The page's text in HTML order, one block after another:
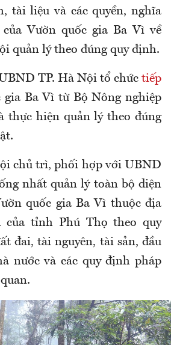
tài liệu và các quyền, nghĩa
Vườn quốc gia Ba Vì về
quản lý theo đúng quy định.
TP. Hà Nội tổ chức tiếp
gia Ba Vì từ Bộ Nông nghiệp
thực hiện quản lý theo đúng
chủ trì, phối hợp với UBND
nhất quản lý toàn bộ diện
quốc gia Ba Vì thuộc địa
của tỉnh Phú Thọ theo quy
đai, tài nguyên, tài sản, đầu
nước và các quy định pháp